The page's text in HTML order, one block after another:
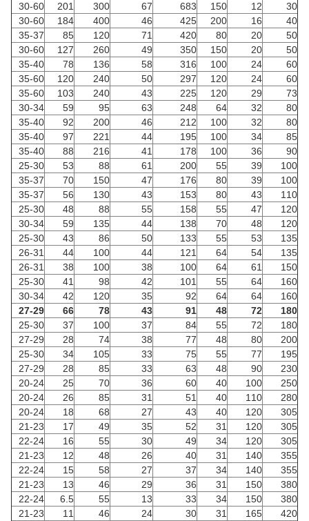
30
12
150
683
67
300
201
30-60
40
16
200
425
46
400
184
30-60
50
20
80
420
71
120
85
35-37
50
20
150
350
49
260
127
30-60
60
24
100
316
58
136
78
35-40
60
24
120
297
50
240
120
35-60
73
29
120
225
43
240
103
35-60
80
32
64
248
63
95
59
30-34
80
32
100
212
46
200
92
35-40
85
34
100
195
44
221
97
35-40
90
36
100
178
41
216
88
35-40
100
39
55
200
61
88
53
25-30
100
39
80
176
47
150
70
35-37
110
43
80
153
43
130
56
35-37
120
47
55
158
55
88
48
25-30
120
48
70
138
44
135
59
30-34
135
53
55
133
50
86
43
25-30
135
54
64
121
44
100
44
26-31
150
61
64
100
38
100
38
26-31
160
64
55
101
42
98
41
25-30
160
64
64
92
35
120
42
30-34
180
72
48
91
43
78
66
27-29
180
72
55
84
37
100
37
25-30
200
80
48
77
38
74
28
27-29
195
77
55
75
33
105
34
25-30
230
90
48
63
33
85
28
27-29
250
100
40
60
36
70
25
20-24
280
110
40
51
31
85
26
20-24
305
120
40
43
27
68
18
20-24
305
120
31
52
35
49
17
21-23
305
120
34
49
30
55
16
22-24
355
140
31
40
26
48
12
21-23
355
140
34
37
27
58
15
22-24
380
150
31
36
29
46
13
21-23
380
150
34
33
13
55
6.5
22-24
420
165
31
30
24
46
11
21-23